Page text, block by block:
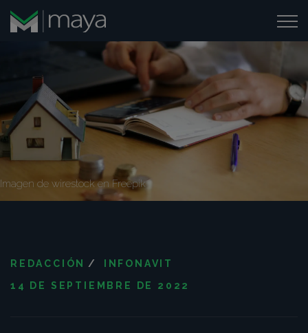
Imagen de wirestocken Freepik
REDACCIÓN /
INFONAVIT
14 DE SEPTIEMBRE DE 2022